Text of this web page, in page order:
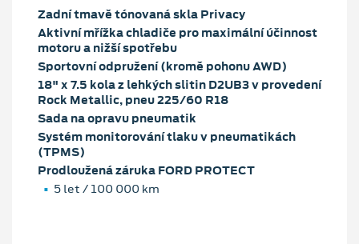
Zadní tmavě tónovaná skla Privacy
Aktivní mřížka chladiče pro maximální účinnost
motoru a nižší spotřebu
Sportovní odpružení (kromě pohonu AWD)
18" x 7.5 kola z lehkých slitin D2UB3 v provedení
Rock Metallic, pneu 225/60 R18
Sada na opravu pneumatik
Systém monitorování tlaku v pneumatikách
(TPMS)
Prodloužená záruka FORD PROTECT
5 let / 100 000 km